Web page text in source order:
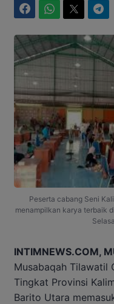
Peserta cabang Seni
menampilkan karya terbaik
INTIMNEWS.COM,
Musabaqah Tilawatil
Tingkat Provinsi
Barito Utara